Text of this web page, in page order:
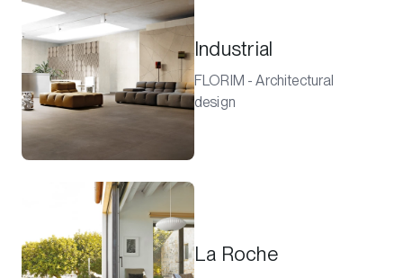
Industrial
FLORIM - Architectural
design
La Roche